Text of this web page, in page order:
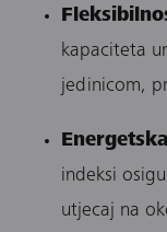
kapaciteta
jedinicom,
indeksi
utjecaj na